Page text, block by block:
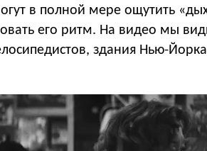
в полной мере ощутить
его ритм. На видео мы
здания Нью-